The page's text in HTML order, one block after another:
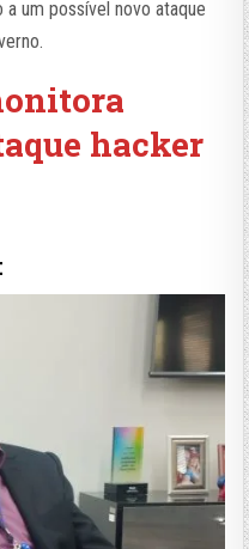
um possível novo ataque
hacker